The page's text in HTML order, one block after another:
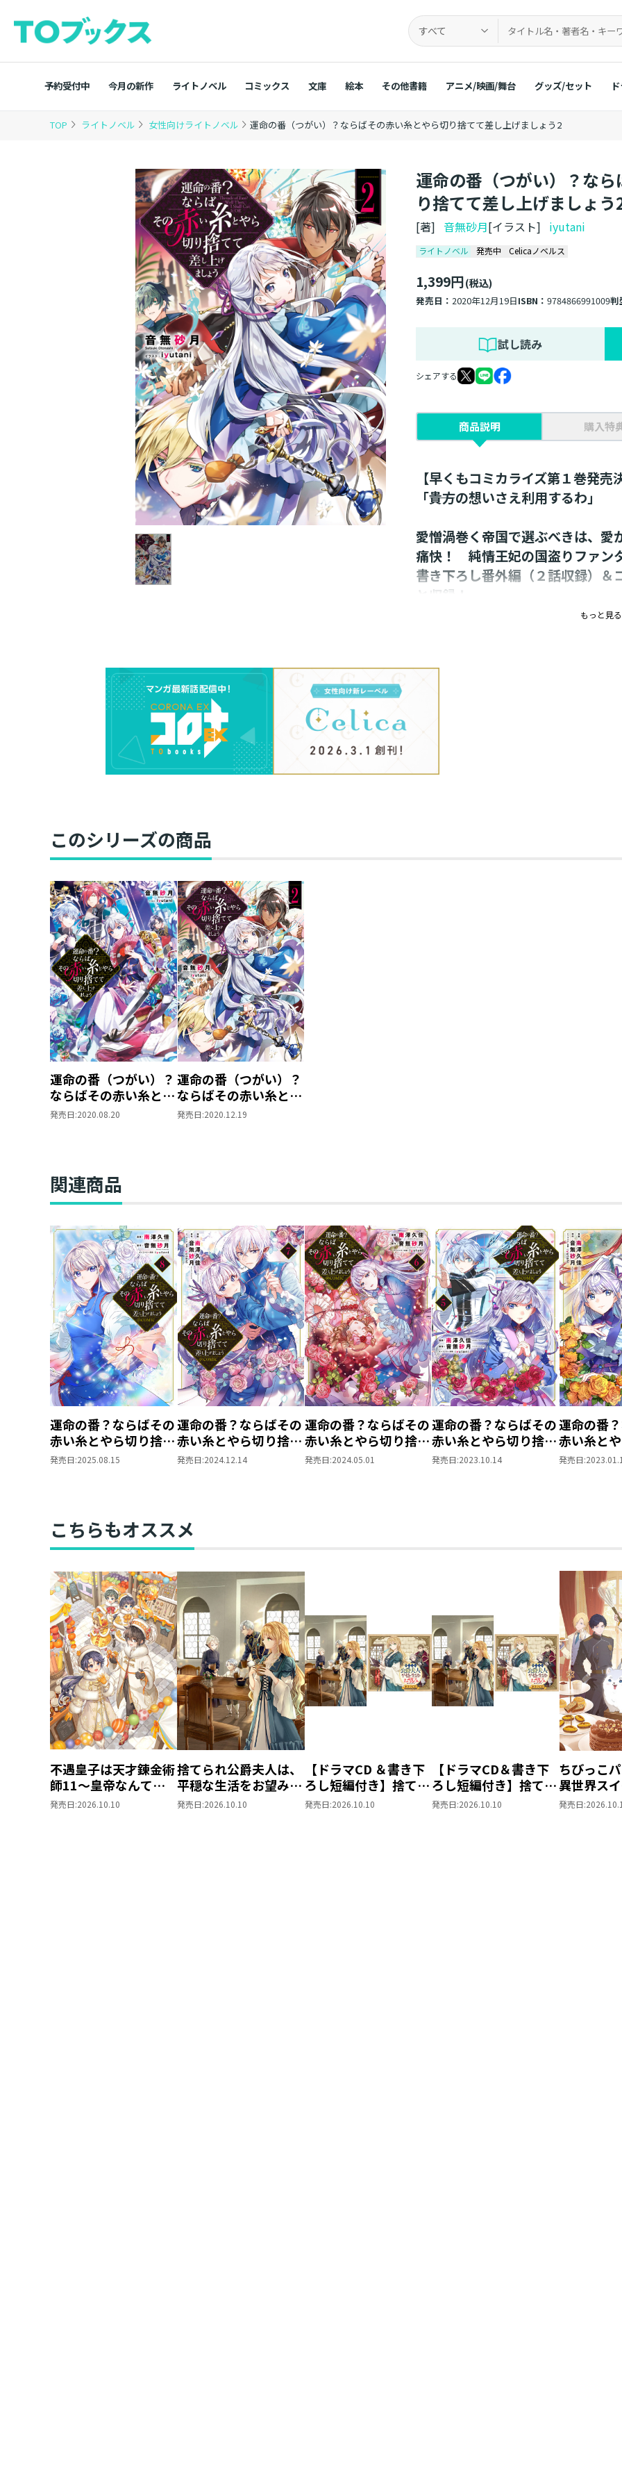
すべて
予約受付中 今月の新作 ライトノベル コミックス 文庫 絵本 その他書籍 アニメ/映画/舞台 グッズ/セット
TOP ライトノベル 女性向けライトノベル 運命の番（つがい）？ならばその赤い糸とやら切り捨てて差し上げましょう2
運命の番（つがい）？な
り捨てて差し上げましょう
[著]音無砂月[イラスト] iyutani
ライトノベル 発売中 Celicaノベルス
1,399円(税込)
発売日：2020年12月19日ISBN：9784866991009判
試し読み
シェアする
商品説明 購入特
【早くもコミカライズ第１巻発売
「――貴方の想いさえ利用するわ」
愛憎渦巻く帝国で選ぶべきは、愛
痛快！ 純情王妃の国盗りファン
書き下ろし番外編（２話収録）＆
と収録！
新たな使命を受けて彼女は、次なる標的
られてしまう。
もっと見る
このシリーズの商品
運命の番（つがい）？
ならばその赤い糸とや
ら切り捨てて差し上げ
発売日:2020.08.20
運命の番（つがい）？
ならばその赤い糸とや
ら切り捨てて差し上げ
発売日:2020.12.19
関連商品
運命の番？ならばその
赤い糸とやら切り捨て
て差し上げましょう
発売日:2025.08.15
運命の番？ならばその
赤い糸とやら切り捨て
て差し上げましょう
発売日:2024.12.14
運命の番？ならばその
赤い糸とやら切り捨て
て差し上げましょう＠
発売日:2024.05.01
運命の番？ならばその
赤い糸とやら切り捨て
て差し上げましょう
発売日:2023.10.14
運命の番
赤い糸と
て差し上げ
発売日:
こちらもオススメ
不遇皇子は天才錬金術
師11～皇帝なんて柄
じゃないので弟妹を可
発売日:2026.10.10
捨てられ公爵夫人は、
平穏な生活をお望みの
ようです5
発売日:2026.10.10
【ドラマCD ＆書き下
ろし短編付き】捨てら
れ公爵夫人は、平穏な
発売日:2026.10.10
【ドラマCD＆書き下
ろし短編付き】捨てら
れ公爵夫人は、平穏な
発売日:2026.10.10
ちびっこ
異世界ス
パパともふ
発売日: